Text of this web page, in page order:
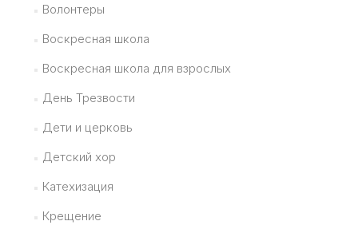
Волонтеры
Воскресная школа
Воскресная школа для взрослых
День Трезвости
Дети и церковь
Детский хор
Катехизация
Крещение